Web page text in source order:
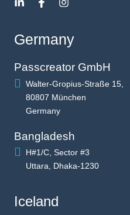
Germany
Passcreator GmbH
Walter-Gropius-Straße 15,
80807 München
Germany
Bangladesh
H#1/C, Sector #3
Uttara, Dhaka-1230
Iceland